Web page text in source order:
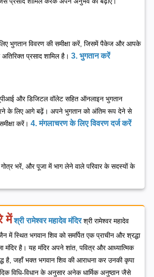
भुगतान विवरण की समीक्षा करें, जिसमें पैकेज और आपके
अतिरिक्त प्रसाद शामिल है। 3. भुगतान करें
और डिजिटल वॉलेट सहित ऑनलाइन भुगतान
के लिए आगे बढ़ें। अपने भुगतान को अंतिम रूप देने से
करें। 4. मंगलाचरण के लिए विवरण दर्ज करें
भरें, और पूजा में भाग लेने वाले परिवार के सदस्यों के
में श्री रामेश्वर महादेव मंदिर श्री रामेश्वर महादेव
में स्थित भगवान शिव को समर्पित एक प्राचीन और श्रद्धा
मंदिर है। यह मंदिर अपने शांत, पवित्र और आध्यात्मिक
है, जहाँ भक्त भगवान शिव की आराधना कर उनकी कृपा
विधि-विधान के अनुसार अनेक धार्मिक अनुष्ठान जैसे